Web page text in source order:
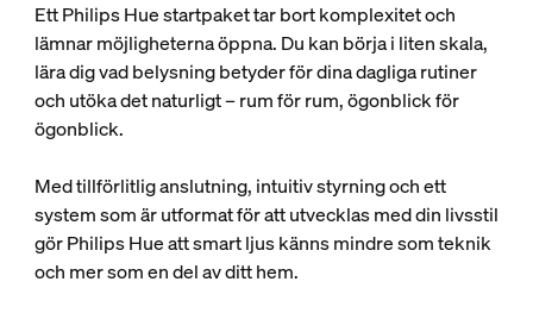
Ett Philips Hue startpaket tar bort komplexitet och
lämnar möjligheterna öppna. Du kan börja i liten skala,
lära dig vad belysning betyder för dina dagliga rutiner
och utöka det naturligt – rum för rum, ögonblick för
ögonblick.
Med tillförlitlig anslutning, intuitiv styrning och ett
system som är utformat för att utvecklas med din livsstil
gör Philips Hue att smart ljus känns mindre som teknik
och mer som en del av ditt hem.